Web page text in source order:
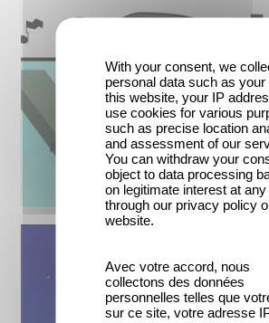
With your consent, we
personal data such as your
this website, your IP
use cookies for various
such as precise location
and assessment of our
You can withdraw your
object to data processing
on legitimate interest at
through our privacy policy
website.
Avec votre accord, nous
collectons des données
personnelles telles que
sur ce site, votre adresse